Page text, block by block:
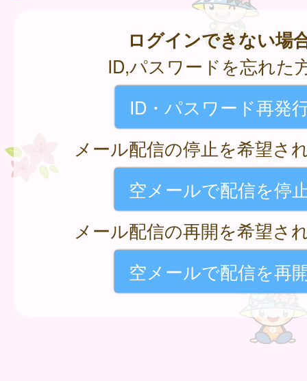
ログインできない場
ID,パスワードを忘れた
ID・パスワード再発
メール配信の停止を希望さ
空メールで配信を停
メール配信の再開を希望さ
空メールで配信を再